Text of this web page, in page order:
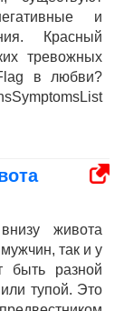
и
Красный
тревожных
в любви?
живота
так и у
быть разной
тупой. Это